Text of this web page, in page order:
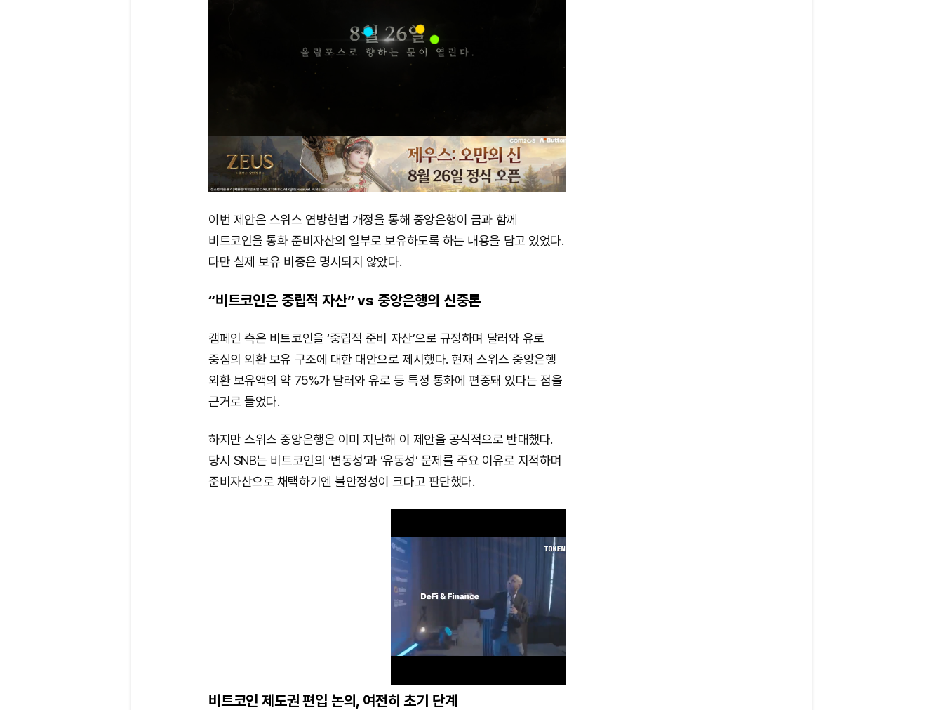
이번 제안은 스위스 연방헌법 개정을 통해 중앙은행이 금과 함께
비트코인을 통화 준비자산의 일부로 보유하도록 하는 내용을 담고 있었다.
다만 실제 보유 비중은 명시되지 않았다.
“비트코인은 중립적 자산” vs 중앙은행의 신중론
캠페인 측은 비트코인을 ‘중립적 준비 자산’으로 규정하며 달러와 유로
중심의 외환 보유 구조에 대한 대안으로 제시했다. 현재 스위스 중앙은행
외환 보유액의 약 75%가 달러와 유로 등 특정 통화에 편중돼 있다는 점을
근거로 들었다.
하지만 스위스 중앙은행은 이미 지난해 이 제안을 공식적으로 반대했다.
당시 SNB는 비트코인의 ‘변동성’과 ‘유동성’ 문제를 주요 이유로 지적하며
준비자산으로 채택하기엔 불안정성이 크다고 판단했다.
비트코인 제도권 편입 논의, 여전히 초기 단계